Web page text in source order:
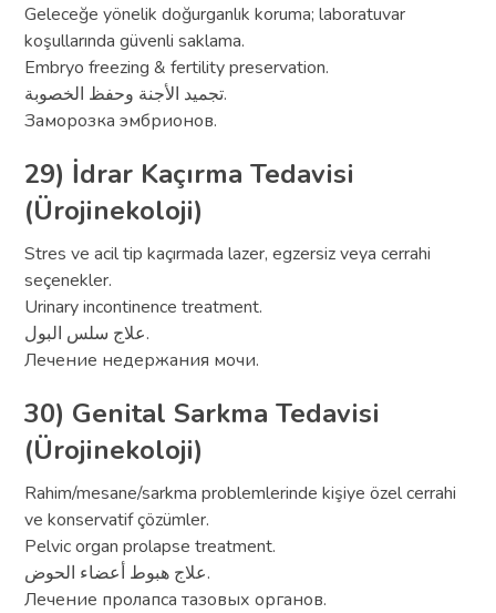
Geleceğe yönelik doğurganlık koruma; laboratuvar
koşullarında güvenli saklama.
Embryo freezing & fertility preservation.
تجميد الأجنة وحفظ الخصوبة.
Заморозка эмбрионов.
29) İdrar Kaçırma Tedavisi
(Ürojinekoloji)
Stres ve acil tip kaçırmada lazer, egzersiz veya cerrahi
seçenekler.
Urinary incontinence treatment.
علاج سلس البول.
Лечение недержания мочи.
30) Genital Sarkma Tedavisi
(Ürojinekoloji)
Rahim/mesane/sarkma problemlerinde kişiye özel cerrahi
ve konservatif çözümler.
Pelvic organ prolapse treatment.
علاج هبوط أعضاء الحوض.
Лечение пролапса тазовых органов.